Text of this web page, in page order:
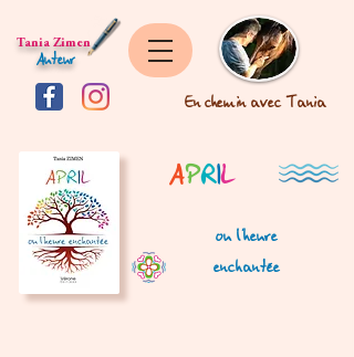
Auteur
Tania Zimen
En chemin avec Tania
APRIL
ou l'heure
enchantée